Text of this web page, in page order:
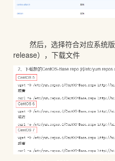
然后，选择符合对应系统版
release），下载文件